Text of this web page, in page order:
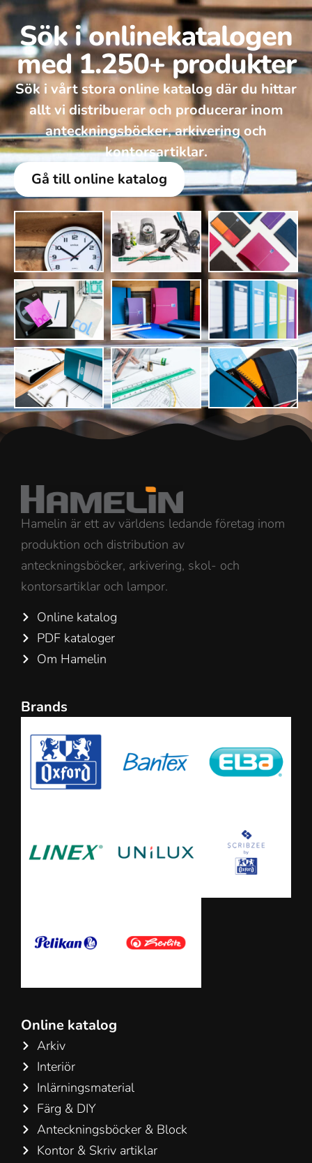
Sök i onlinekatalogen
med 1.250+ produkter
Sök i vårt stora online katalog där du hittar
allt vi distribuerar och producerar inom
anteckningsböcker, arkivering och
kontorsartiklar.
Gå till online katalog
Hamelin är ett av världens ledande företag inom
produktion och distribution av
anteckningsböcker, arkivering, skol- och
kontorsartiklar och lampor.
Online katalog
PDF kataloger
Om Hamelin
Brands
Online katalog
Arkiv
Interiör
Inlärningsmaterial
Färg & DIY
Anteckningsböcker & Block
Kontor & Skriv artiklar